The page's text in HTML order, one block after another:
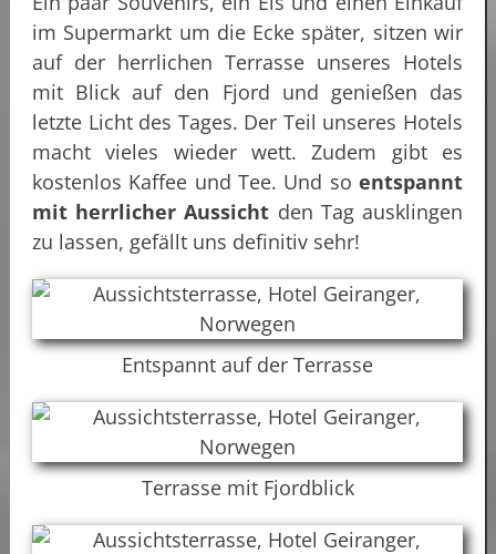
im Supermarkt um die Ecke später, sitzen wir
auf der herrlichen Terrasse unseres Hotels
mit Blick auf den Fjord und genießen das
letzte Licht des Tages. Der Teil unseres Hotels
macht vieles wieder wett. Zudem gibt es
kostenlos Kaffee und Tee. Und so entspannt
mit herrlicher Aussicht den Tag ausklingen
zu lassen, gefällt uns definitiv sehr!
Entspannt auf der Terrasse
Terrasse mit Fjordblick